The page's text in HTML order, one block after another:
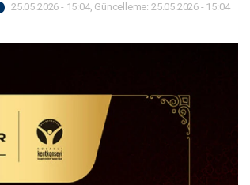
25.05.2026 - 15:04, Güncelleme: 25.05.2026 - 15:04